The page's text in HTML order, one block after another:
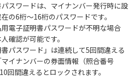
スワードは、マイナンバー発行時に設
の6桁〜16桁のパスワードです。
電子証明書パスワードが不明な場合
確認が可能です。
書パスワード」は連続して5回間違える
イナンバーの券面情報（照合番号
回間違えるとロックされます。